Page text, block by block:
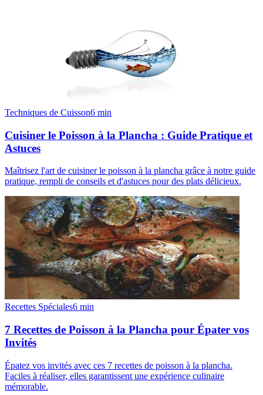
Techniques de Cuisson6 min
Cuisiner le Poisson à la Plancha : Guide Pratique et
Astuces
Maîtrisez l'art de cuisiner le poisson à la plancha grâce à notre guide
pratique, rempli de conseils et d'astuces pour des plats délicieux.
Recettes Spéciales6 min
7 Recettes de Poisson à la Plancha pour Épater vos
Invités
Épatez vos invités avec ces 7 recettes de poisson à la plancha.
Faciles à réaliser, elles garantissent une expérience culinaire
mémorable.